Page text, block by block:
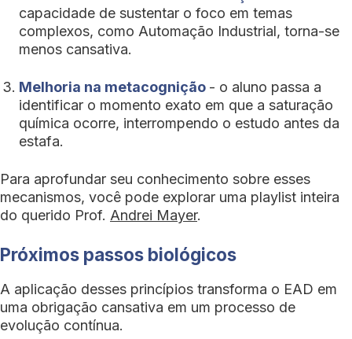
capacidade de sustentar o foco em temas
complexos, como Automação Industrial, torna-se
menos cansativa.
Melhoria na metacognição - o aluno passa a
identificar o momento exato em que a saturação
química ocorre, interrompendo o estudo antes da
estafa.
Para aprofundar seu conhecimento sobre esses
mecanismos, você pode explorar uma playlist inteira
do querido Prof. Andrei Mayer.
Próximos passos biológicos
A aplicação desses princípios transforma o EAD em
uma obrigação cansativa em um processo de
evolução contínua.